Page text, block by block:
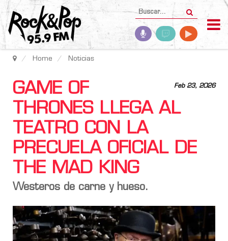
Home Noticias
Feb 23, 2026
GAME OF
THRONES LLEGA AL
TEATRO CON LA
PRECUELA OFICIAL DE
THE MAD KING
Westeros de carne y hueso.